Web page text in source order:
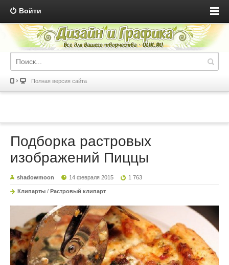
Войти
Полная версия сайта
Подборка растровых
изображений Пиццы
shadowmoon 14 февраля 2015 1 763
Клипарты / Растровый клипарт